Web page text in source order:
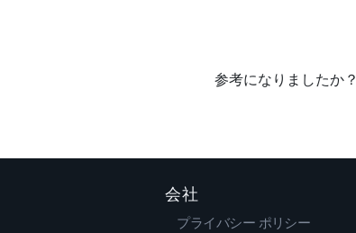
参考になりましたか？
会社
プライバシー ポリシー